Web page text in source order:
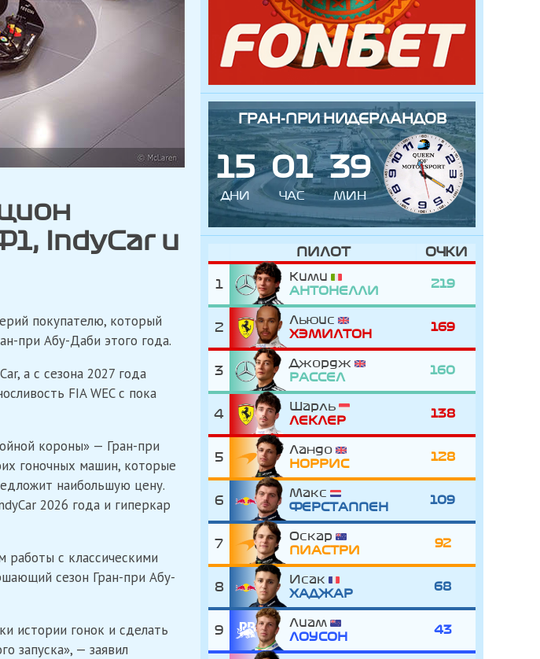
IndyCar и
покупателю, который
при Абу-Даби этого года.
а с сезона 2027 года
FIA WEC с пока
короны» — Гран-при
гоночных машин, которые
наибольшую цену.
2026 года и гиперкар
с классическими
сезон Гран-при Абу-
истории гонок и сделать
запуска», — заявил
ГРАН-ПРИ НИДЕРЛАНДОВ
15
ДНИ
01
ЧАС
39
МИН
ПИЛОТ ОЧКИ
1
Кими
АНТОНЕЛЛИ
219
2
Льюис
ХЭМИЛТОН
169
3
Джордж
РАССЕЛ
160
4
Шарль
ЛЕКЛЕР
138
5
Ландо
НОРРИС
128
6
Макс
ФЕРСТАППЕН
109
7
Оскар
ПИАСТРИ
92
8
Исак
ХАДЖАР
68
9
Лиам
ЛОУСОН
43